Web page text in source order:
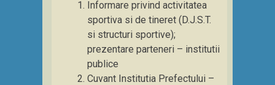
Informare privind activitatea
sportiva si de tineret (D.J.S.T.
si structuri sportive);
prezentare parteneri – institutii
publice
Cuvant Institutia Prefectului –